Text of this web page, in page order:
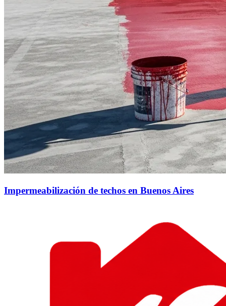
Impermeabilización de techos en Buenos Aires